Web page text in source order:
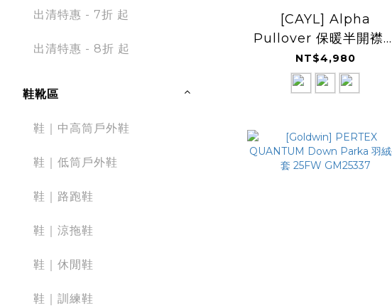
出清特惠 - 7折 起
出清特惠 - 8折 起
鞋靴區
鞋｜中高筒戶外鞋
鞋｜低筒戶外鞋
鞋｜路跑鞋
鞋｜涼拖鞋
鞋｜休閒鞋
鞋｜訓練鞋
[CAYL] Alpha
Pullover 保暖半開襟套
衫
NT$4,980